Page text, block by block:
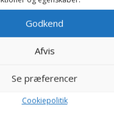
Godkend
Afvis
Se præferencer
Cookiepolitik